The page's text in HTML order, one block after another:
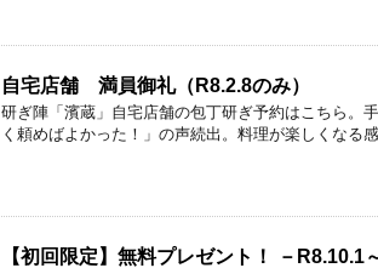
自宅店舗 満員御礼（R8.2.8のみ）
研ぎ陣「濱蔵」自宅店舗の包丁研ぎ予約はこちら。
く頼めばよかった！」の声続出。料理が楽しくなる
【初回限定】無料プレゼント！ －R8.10.1